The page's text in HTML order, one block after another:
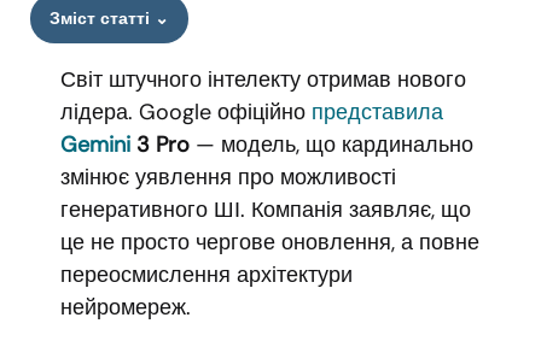
Зміст статті ⌄
Світ штучного інтелекту отримав нового
лідера. Google офіційно представила
Gemini 3 Pro — модель, що кардинально
змінює уявлення про можливості
генеративного ШІ. Компанія заявляє, що
це не просто чергове оновлення, а повне
переосмислення архітектури
нейромереж.